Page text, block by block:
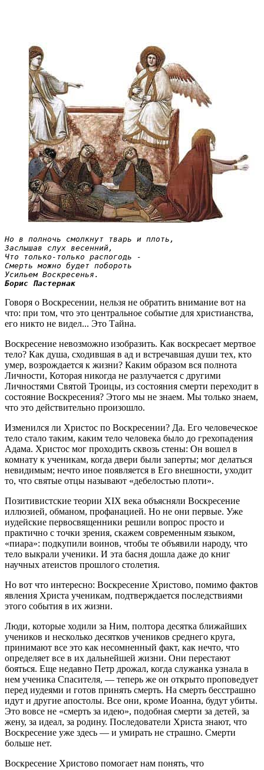
Но в полночь смолкнут тварь и плоть,
Заслышав слух весенний,
Что только-только распогодь -
Смерть можно будет побороть
Усильем Воскресенья.
Борис Пастернак
Говоря о Воскресении, нельзя не обратить внимание вот на
что: при том, что это центральное событие для христианства,
его никто не видел... Это Тайна.
Воскресение невозможно изобразить. Как воскресает мертвое
тело? Как душа, сходившая в ад и встречавшая души тех, кто
умер, возрождается к жизни? Каким образом вся полнота
Личности, Которая никогда не разлучается с другими
Личностями Святой Троицы, из состояния смерти переходит в
состояние Воскресения? Этого мы не знаем. Мы только знаем,
что это действительно произошло.
Изменился ли Христос по Воскресении? Да. Его человеческое
тело стало таким, каким тело человека было до грехопадения
Адама. Христос мог проходить сквозь стены: Он вошел в
комнату к ученикам, когда двери были заперты; мог делаться
невидимым; нечто иное появляется в Его внешности, уходит
то, что святые отцы называют «дебелостью плоти».
Позитивистские теории XIX века объясняли Воскре­сение
иллюзией, обманом, профанацией. Но не они первые. Уже
иудейские первосвященники решили вопрос просто и
практично с точки зрения, скажем современным языком,
«пиара»: подкупили воинов, чтобы те объявили народу, что
тело выкрали ученики. И эта басня дошла даже до книг
научных атеистов прошлого столетия.
Но вот что интересно: Воскресение Христово, помимо фактов
явления Христа ученикам, подтверждается последствиями
этого события в их жизни.
Люди, которые ходили за Ним, полтора десятка ближайших
учеников и несколько десятков учеников среднего круга,
принимают все это как несомненный факт, как нечто, что
определяет все в их дальнейшей жизни. Они перестают
бояться. Еще недавно Петр дрожал, когда служанка узнала в
нем ученика Спасителя, — теперь же он открыто проповедует
перед иудеями и готов принять смерть. На смерть бесстрашно
идут и другие апостолы. Все они, кроме Иоанна, будут убиты.
Это вовсе не «смерть за идею», подобная смерти за детей, за
жену, за идеал, за родину. Последователи Христа знают, что
Воскресение уже здесь — и умирать не страшно. Смерти
больше нет.
Воскресение Христово помогает нам понять, что